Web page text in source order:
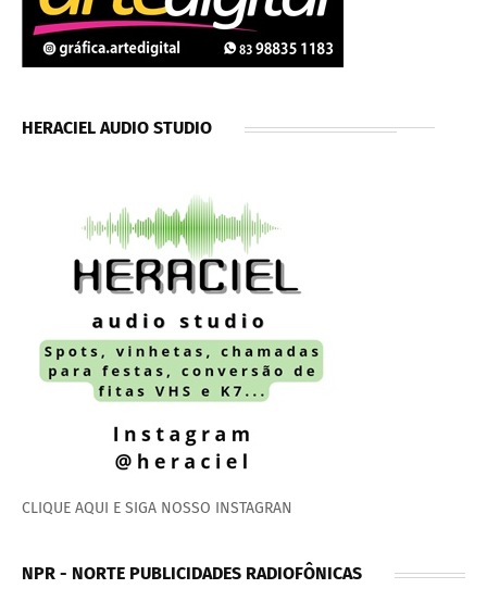
HERACIEL AUDIO STUDIO
CLIQUE AQUI E SIGA NOSSO INSTAGRAN
NPR - NORTE PUBLICIDADES RADIOFÔNICAS